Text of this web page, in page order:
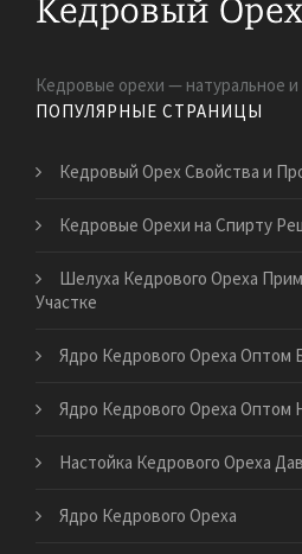
Кедровые орехи — натуральное
ПОПУЛЯРНЫЕ СТРАНИЦЫ
Кедровый Орех Свойства и
Кедровые Орехи на Спирту
Шелуха Кедрового Ореха
Участке
Ядро Кедрового Ореха Оптом
Ядро Кедрового Ореха Оптом
Настойка Кедрового Ореха
Ядро Кедрового Ореха